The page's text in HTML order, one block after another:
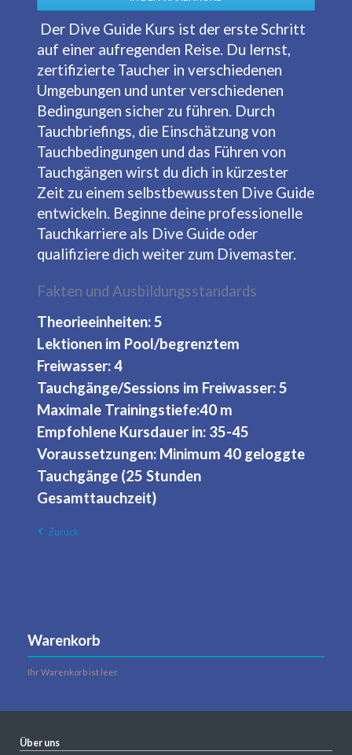
Der Dive Guide Kurs ist der erste Schritt
auf einer aufregenden Reise. Du lernst,
zertifizierte Taucher in verschiedenen
Umgebungen und unter verschiedenen
Bedingungen sicher zu führen. Durch
Tauchbriefings, die Einschätzung von
Tauchbedingungen und das Führen von
Tauchgängen wirst du dich in kürzester
Zeit zu einem selbstbewussten Dive Guide
entwickeln. Beginne deine professionelle
Tauchkarriere als Dive Guide oder
qualifiziere dich weiter zum Divemaster.
Fakten und Ausbildungsstandards
Theorieeinheiten: 5
Lektionen im Pool/begrenztem
Freiwasser: 4
Tauchgänge/Sessions im Freiwasser: 5
Maximale Trainingstiefe:40 m
Empfohlene Kursdauer in: 35-45
Voraussetzungen: Minimum 40 geloggte
Tauchgänge (25 Stunden
Gesamttauchzeit)
Zurück
Warenkorb
Ihr Warenkorb ist leer.
Über uns